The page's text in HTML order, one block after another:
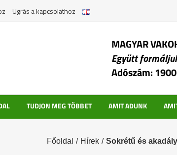
Ugrás a kapcsolathoz
MAGYAR
Együtt
Adószám:
TUDJON MEG TÖBBET AMIT ADUNK
Főoldal / Hírek / Sokrétű és